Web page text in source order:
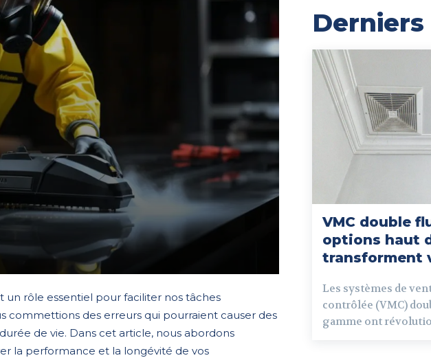
rôle essentiel pour faciliter nos tâches
commettions des erreurs qui pourraient causer des
de vie. Dans cet article, nous abordons
la performance et la longévité de vos
VMC double
options haut
transforment
Les systèmes de
contrôlée (VMC)
gamme ont